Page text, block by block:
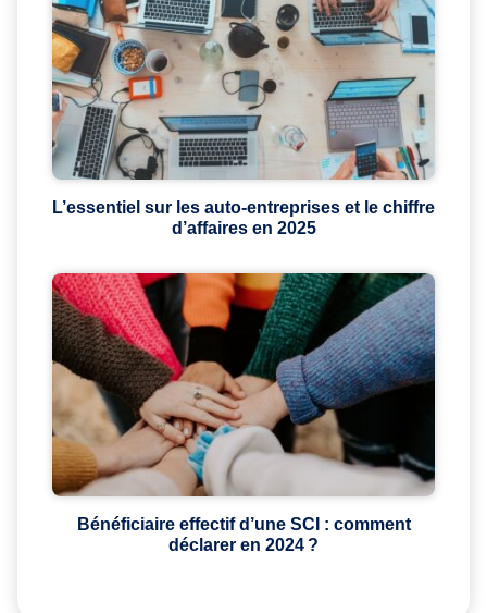
L’essentiel sur les auto-entreprises et le chiffre
d’affaires en 2025
Bénéficiaire effectif d’une SCI : comment
déclarer en 2024 ?